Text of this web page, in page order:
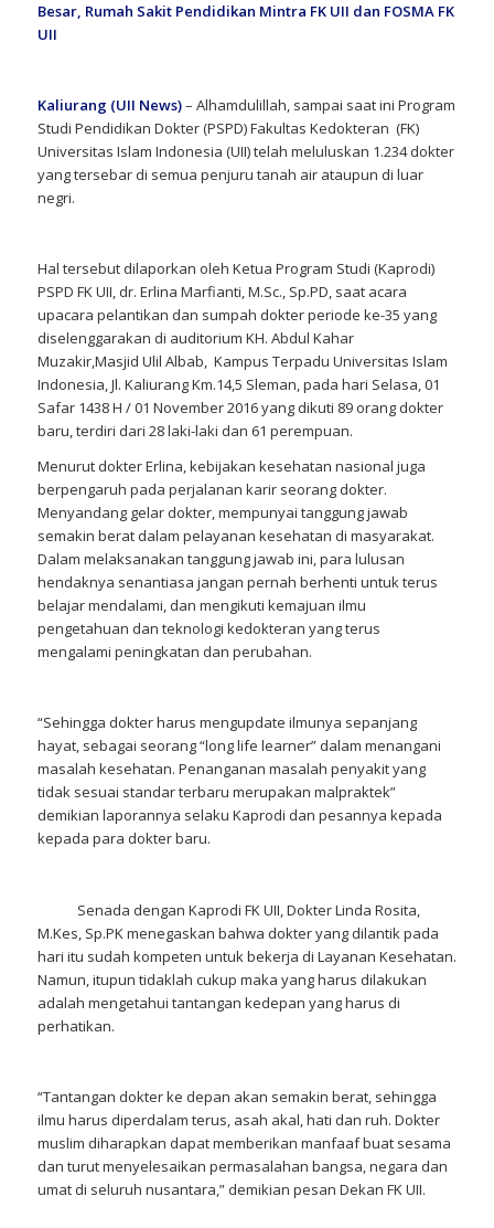
Besar, Rumah Sakit Pendidikan Mintra FK UII dan FOSMA FK
UII
Kaliurang (UII News)– Alhamdulillah, sampai saat ini Program
Studi Pendidikan Dokter (PSPD) Fakultas Kedokteran (FK)
Universitas Islam Indonesia (UII) telah meluluskan 1.234 dokter
yang tersebar di semua penjuru tanah air ataupun di luar
negri.
Hal tersebut dilaporkan oleh Ketua Program Studi (Kaprodi)
PSPD FK UII, dr. Erlina Marfianti, M.Sc., Sp.PD, saat acara
upacara pelantikan dan sumpah dokter periode ke-35 yang
diselenggarakan di auditorium KH. Abdul Kahar
Muzakir,Masjid Ulil Albab, Kampus Terpadu Universitas Islam
Indonesia, Jl. Kaliurang Km.14,5 Sleman, pada hari Selasa, 01
Safar 1438 H / 01 November 2016 yang dikuti 89 orang dokter
baru, terdiri dari 28 laki-laki dan 61 perempuan.
Menurut dokter Erlina, kebijakan kesehatan nasional juga
berpengaruh pada perjalanan karir seorang dokter.
Menyandang gelar dokter, mempunyai tanggung jawab
semakin berat dalam pelayanan kesehatan di masyarakat.
Dalam melaksanakan tanggung jawab ini, para lulusan
hendaknya senantiasa jangan pernah berhenti untuk terus
belajar mendalami, dan mengikuti kemajuan ilmu
pengetahuan dan teknologi kedokteran yang terus
mengalami peningkatan dan perubahan.
“Sehingga dokter harus mengupdate ilmunya sepanjang
hayat, sebagai seorang “long life learner” dalam menangani
masalah kesehatan. Penanganan masalah penyakit yang
tidak sesuai standar terbaru merupakan malpraktek”
demikian laporannya selaku Kaprodi dan pesannya kepada
kepada para dokter baru.
Senada dengan Kaprodi FK UII, Dokter Linda Rosita,
M.Kes, Sp.PK menegaskan bahwa dokter yang dilantik pada
hari itu sudah kompeten untuk bekerja di Layanan Kesehatan.
Namun, itupun tidaklah cukup maka yang harus dilakukan
adalah mengetahui tantangan kedepan yang harus di
perhatikan.
“Tantangan dokter ke depan akan semakin berat, sehingga
ilmu harus diperdalam terus, asah akal, hati dan ruh. Dokter
muslim diharapkan dapat memberikan manfaaf buat sesama
dan turut menyelesaikan permasalahan bangsa, negara dan
umat di seluruh nusantara,” demikian pesan Dekan FK UII.